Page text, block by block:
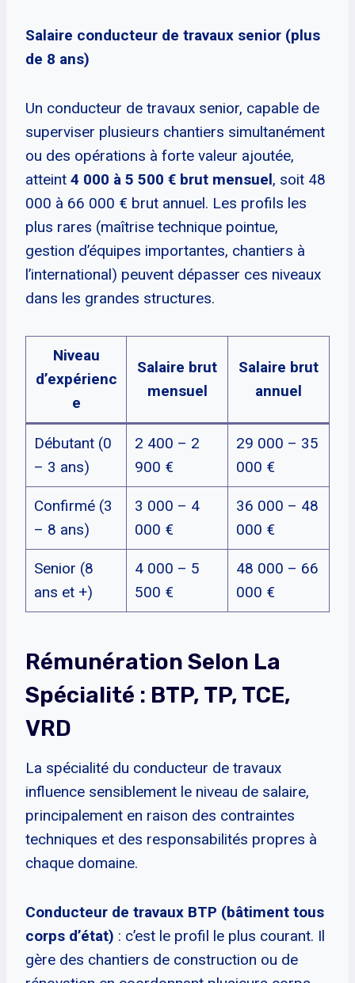
Salaire conducteur de travaux senior (plus
de 8 ans)
Un conducteur de travaux senior, capable de
superviser plusieurs chantiers simultanément
ou des opérations à forte valeur ajoutée,
atteint 4 000 à 5 500 € brut mensuel, soit 48
000 à 66 000 € brut annuel. Les profils les
plus rares (maîtrise technique pointue,
gestion d’équipes importantes, chantiers à
l’international) peuvent dépasser ces niveaux
dans les grandes structures.
Niveau
d’expérienc
e
Salaire brut
mensuel
Salaire brut
annuel
Débutant (0
– 3 ans)
2 400 – 2
900 €
29 000 – 35
000 €
Confirmé (3
– 8 ans)
3 000 – 4
000 €
36 000 – 48
000 €
Senior (8
ans et +)
4 000 – 5
500 €
48 000 – 66
000 €
Rémunération Selon La
Spécialité : BTP, TP, TCE,
VRD
La spécialité du conducteur de travaux
influence sensiblement le niveau de salaire,
principalement en raison des contraintes
techniques et des responsabilités propres à
chaque domaine.
Conducteur de travaux BTP (bâtiment tous
corps d’état) : c’est le profil le plus courant. Il
gère des chantiers de construction ou de